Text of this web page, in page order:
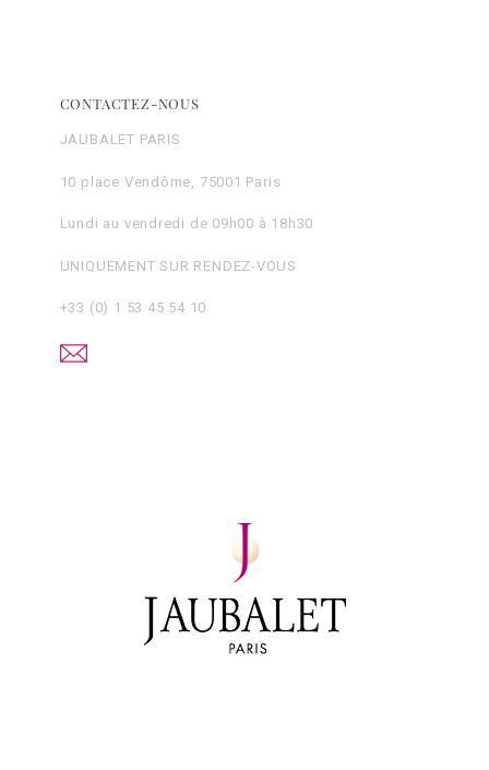
CONTACTEZ-NOUS
JAUBALET PARIS
10 place Vendôme, 75001 Paris
Lundi au vendredi de 09h00 à 18h30
UNIQUEMENT SUR RENDEZ-VOUS
+33 (0) 1 53 45 54 10